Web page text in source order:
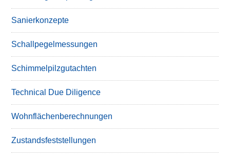
Sanierkonzepte
Schallpegelmessungen
Schimmelpilzgutachten
Technical Due Diligence
Wohnflächenberechnungen
Zustandsfeststellungen